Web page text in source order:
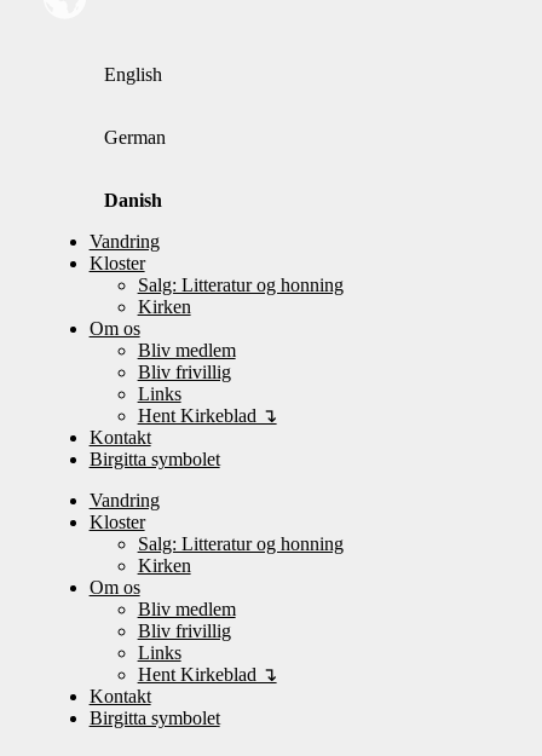
English
German
Danish
Vandring
Kloster
Salg: Litteratur og honning
Kirken
Om os
Bliv medlem
Bliv frivillig
Links
Hent Kirkeblad ↴
Kontakt
Birgitta symbolet
Vandring
Kloster
Salg: Litteratur og honning
Kirken
Om os
Bliv medlem
Bliv frivillig
Links
Hent Kirkeblad ↴
Kontakt
Birgitta symbolet